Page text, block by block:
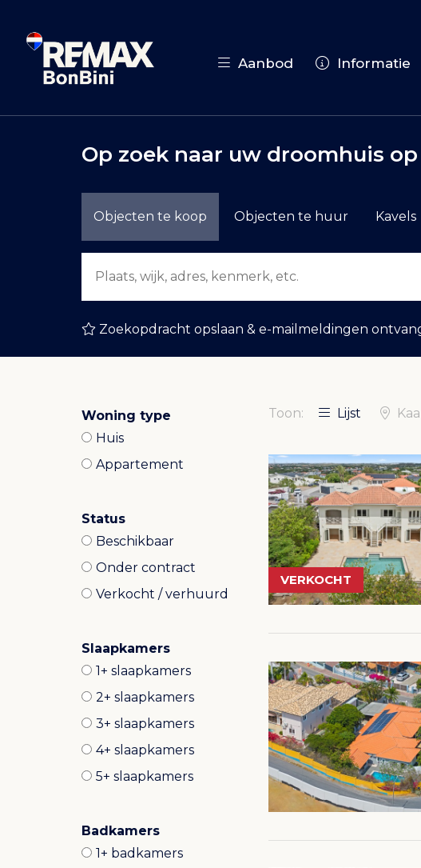
Aanbod Informatie
Op zoek naar uw droomhuis op
Objecten te koop Objecten te huur Kavels
Zoekopdracht opslaan & e-mailmeldingen
Woning type
Huis
Appartement
Status
Beschikbaar
Onder contract
Verkocht / verhuurd
Slaapkamers
1+ slaapkamers
2+ slaapkamers
3+ slaapkamers
4+ slaapkamers
5+ slaapkamers
Badkamers
1+ badkamers
Toon: Lijst
VERKOCHT